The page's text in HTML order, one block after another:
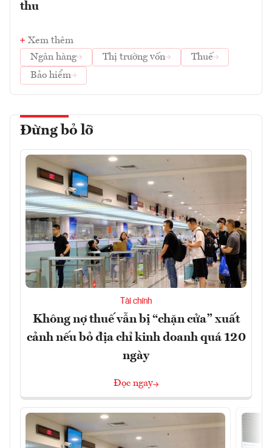
thu
Xem thêm
Ngân hàng
Thị trường vốn
Thuế
Bảo hiểm
Đừng bỏ lỡ
Tài chính
Không nợ thuế vẫn bị “chặn cửa” xuất
cảnh nếu bỏ địa chỉ kinh doanh quá 120
ngày
Đọc ngay